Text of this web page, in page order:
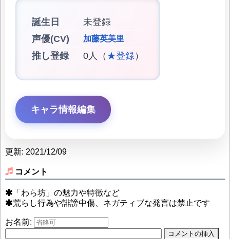
誕生日
未登録
声優(CV)
加藤英美里
推し登録 0人（ ★登録）
キャラ情報編集
更新: 2021/12/09
コメント
「わら坊」の魅力や特徴など
荒らし行為や誹謗中傷、ネガティブな発言は禁止です
お名前: